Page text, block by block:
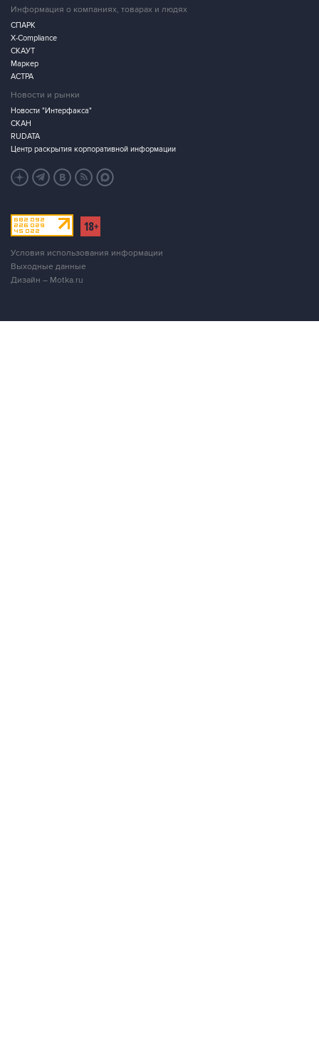
Информация о компаниях, товарах и людях
СПАРК
X-Compliance
СКАУТ
Маркер
АСТРА
Новости и рынки
Новости "Интерфакса"
СКАН
RUDATA
Центр раскрытия корпоративной информации
Условия использования информации
Выходные данные
Дизайн – Motka.ru